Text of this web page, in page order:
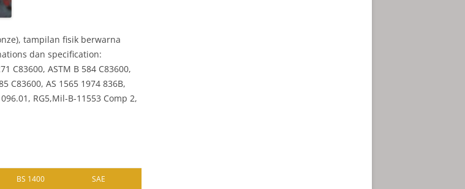
tampilan fisik berwarna
dan specification:
C83600, ASTM B 584 C83600,
C83600, AS 1565 1974 836B,
RG5,Mil-B-11553 Comp 2,
BS 1400 SAE